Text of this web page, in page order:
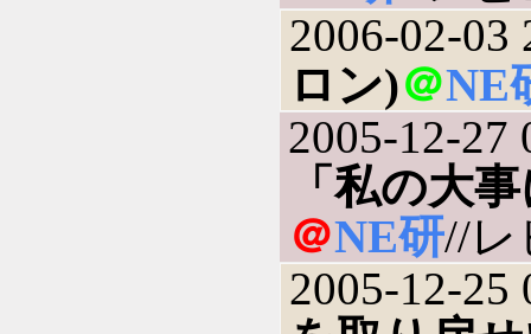
2006-02-03
ロン)＠NE
2005-12-27
「私の大
＠NE研//レ
2005-12-25